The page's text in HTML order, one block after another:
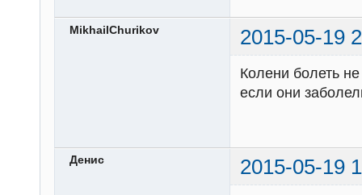
MikhailChurikov 2015-05-19
Колени болеть
если они
Денис 2015-05-19